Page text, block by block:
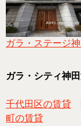
ガラ・ステージ
ガラ・シティ神
千代田区の賃貸
町の賃貸